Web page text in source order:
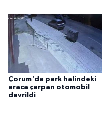
Çorum'da park halindeki
araca çarpan otomobil
devrildi